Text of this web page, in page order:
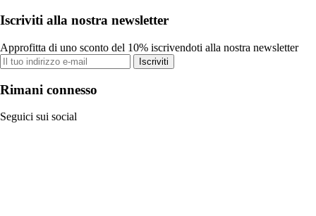
Iscriviti alla nostra newsletter
Approfitta di uno sconto del 10% iscrivendoti alla nostra newsletter
Iscriviti
Rimani connesso
Seguici sui social